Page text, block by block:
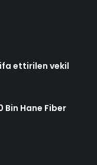
ettirilen vekil
Bin Hane Fiber